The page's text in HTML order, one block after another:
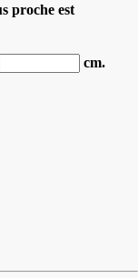
proche est
cm.